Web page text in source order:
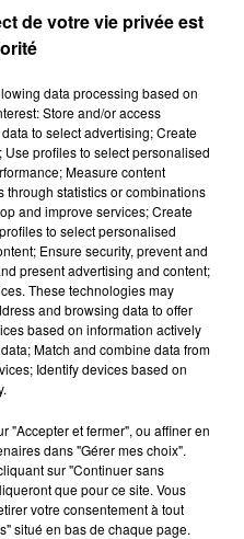
Actu Ciné à 17h15,
Fauteuil Rouge à
1 min 58 sec
de votre vie privée est
data processing based on
Store and/or access
to select advertising; Create
profiles to select personalised
Measure content
statistics or combinations
and improve services; Create
to select personalised
Ensure security, prevent and
present advertising and content;
These technologies may
and browsing data to offer
based on information actively
Match and combine data from
Identify devices based on
"Accepter et fermer", ou affiner en
dans "Gérer mes choix".
sur "Continuer sans
que pour ce site. Vous
votre consentement à tout
situé en bas de chaque page.